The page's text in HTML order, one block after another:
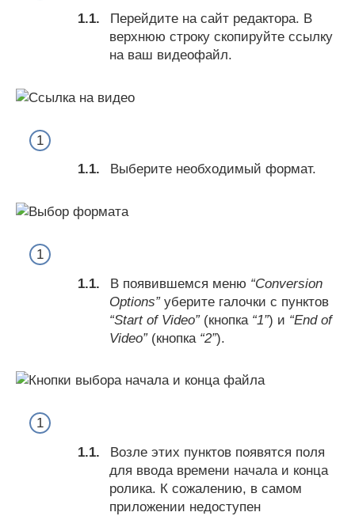
Перейдите на сайт редактора. В
верхнюю строку скопируйте ссылку
на ваш видеофайл.
Выберите необходимый формат.
В появившемся меню “Conversion
Options”уберите галочки с пунктов
“Start of Video”(кнопка “1”) и “End of
Video”(кнопка “2”).
Возле этих пунктов появятся поля
для ввода времени начала и конца
ролика. К сожалению, в самом
приложении недоступен